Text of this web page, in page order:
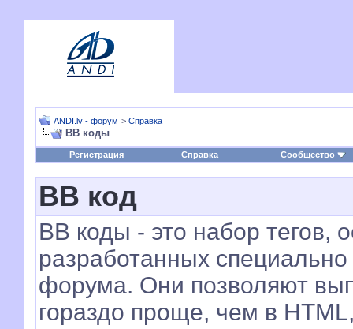
ANDI.lv - форум > Справка
BB коды
Регистрация Справка Сообщество
BB код
BB коды - это набор тегов,
разработанных
форума. Они позволяют
гораздо проще, чем в